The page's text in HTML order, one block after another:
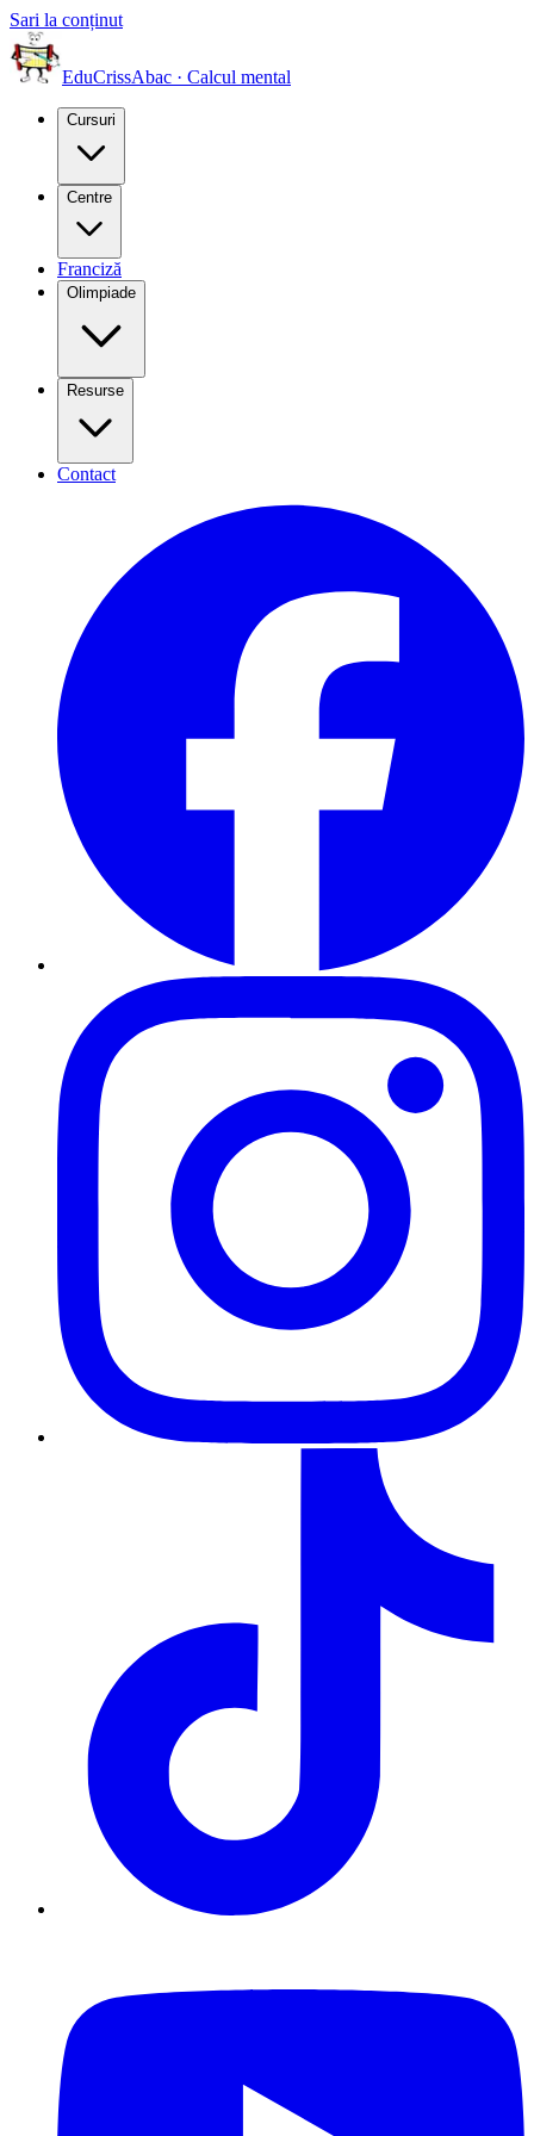
Sari la conținut
EduCrissAbac · Calcul mental
Cursuri
Centre
Franciză
Olimpiade
Resurse
Contact